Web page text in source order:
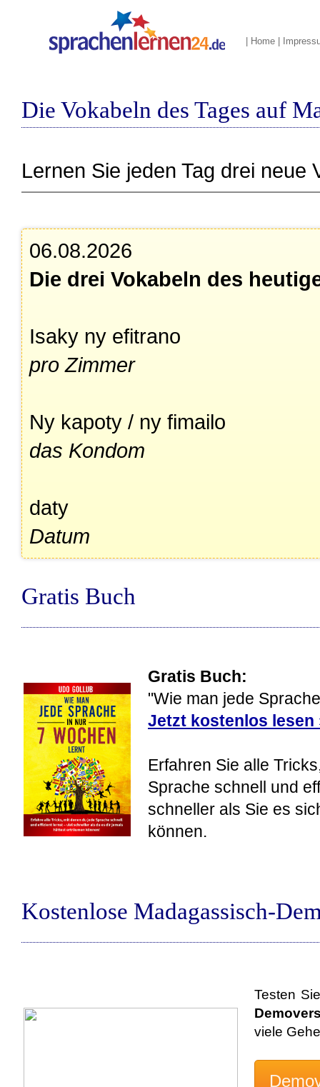
Home
Die Vokabeln des Tages auf
Lernen Sie jeden Tag drei neue
06.08.2026
Die drei Vokabeln des
Isaky ny efitrano
pro Zimmer
Ny kapoty / ny fimailo
das Kondom
daty
Datum
Gratis Buch
Gratis Buch:
"Wie man jede
Jetzt kostenlos lesen
Erfahren Sie alle
Sprache schnell und
schneller als Sie es
können.
Kostenlose Madagassisch-
Testen
viele